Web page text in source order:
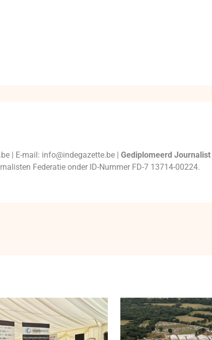
| E-mail: info@indegazette.be |Gediplomeerd Journalist
Federatie onder ID-Nummer FD-7 13714-00224.